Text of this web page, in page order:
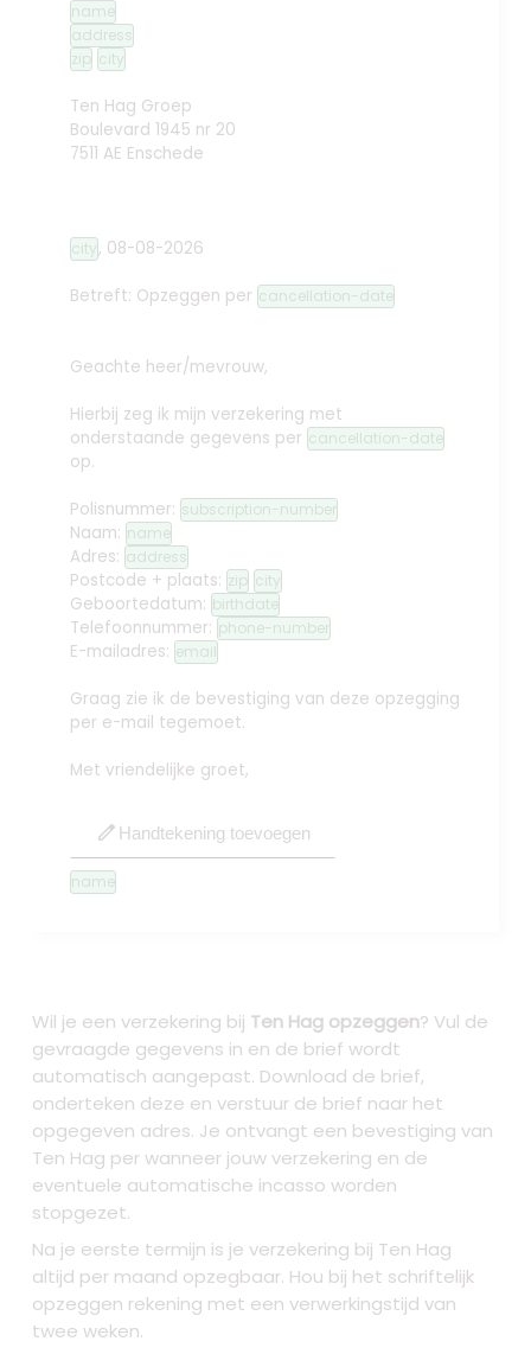
name
address
zip city
Ten Hag Groep
Boulevard 1945 nr 20
7511 AE Enschede
city, 08-08-2026
Betreft: Opzeggen per cancellation-date
Geachte heer/mevrouw,
Hierbij zeg ik mijn verzekering met
onderstaande gegevens per cancellation-date
op.
Polisnummer: subscription-number
Naam: name
Adres: address
Postcode + plaats: zip city
Geboortedatum: birthdate
Telefoonnummer: phone-number
E-mailadres: email
Graag zie ik de bevestiging van deze opzegging
per e-mail tegemoet.
Met vriendelijke groet,
edit Handtekening toevoegen
name
Wil je een verzekering bij Ten Hag opzeggen? Vul de
gevraagde gegevens in en de brief wordt
automatisch aangepast. Download de brief,
onderteken deze en verstuur de brief naar het
opgegeven adres. Je ontvangt een bevestiging van
Ten Hag per wanneer jouw verzekering en de
eventuele automatische incasso worden
stopgezet.
Na je eerste termijn is je verzekering bij Ten Hag
altijd per maand opzegbaar. Hou bij het schriftelijk
opzeggen rekening met een verwerkingstijd van
twee weken.